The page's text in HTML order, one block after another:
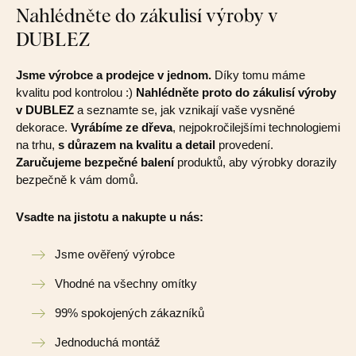
Nahlédněte do zákulisí výroby v
DUBLEZ
Jsme výrobce a prodejce v jednom. Díky tomu máme
kvalitu pod kontrolou :) Nahlédněte proto do zákulisí výroby
v DUBLEZ a seznamte se, jak vznikají vaše vysněné
dekorace. Vyrábíme ze dřeva, nejpokročilejšími technologiemi
na trhu, s důrazem na kvalitu a detail provedení.
Zaručujeme bezpečné baleníproduktů, aby výrobky dorazily
bezpečně k vám domů.
Vsadte na jistotu a nakupte u nás:
Jsme ověřený výrobce
Vhodné na všechny omítky
99% spokojených zákazníků
Jednoduchá montáž